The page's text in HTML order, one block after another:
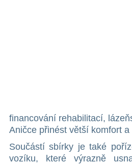
financování rehabilitací,
Aničce přinést větší komfort
Součástí sbírky je také
vozíku, které výrazně